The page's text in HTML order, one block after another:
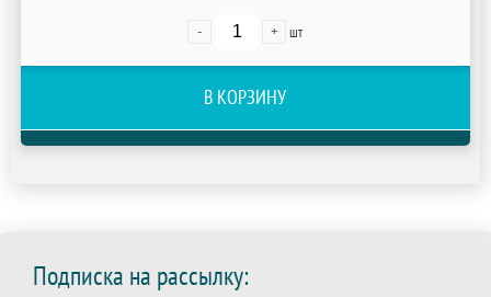
- + шт
В КОРЗИНУ
Подписка на рассылку: